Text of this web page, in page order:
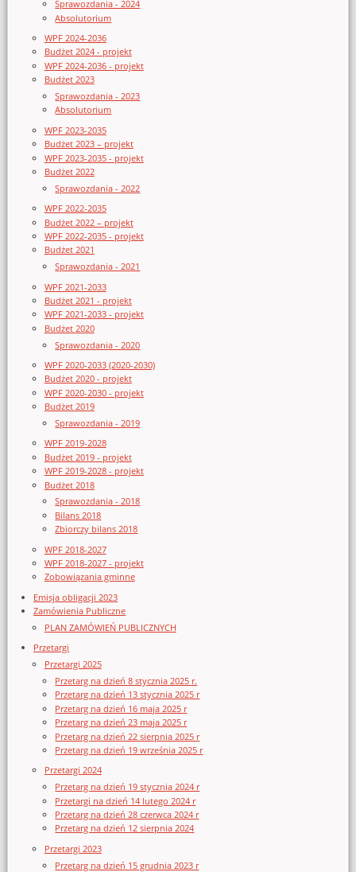
Sprawozdania - 2024
Absolutorium
WPF 2024-2036
Budżet 2024 - projekt
WPF 2024-2036 - projekt
Budżet 2023
Sprawozdania - 2023
Absolutorium
WPF 2023-2035
Budżet 2023 – projekt
WPF 2023-2035 - projekt
Budżet 2022
Sprawozdania - 2022
WPF 2022-2035
Budżet 2022 – projekt
WPF 2022-2035 - projekt
Budżet 2021
Sprawozdania - 2021
WPF 2021-2033
Budżet 2021 - projekt
WPF 2021-2033 - projekt
Budżet 2020
Sprawozdania - 2020
WPF 2020-2033 (2020-2030)
Budżet 2020 - projekt
WPF 2020-2030 - projekt
Budżet 2019
Sprawozdania - 2019
WPF 2019-2028
Budżet 2019 - projekt
WPF 2019-2028 - projekt
Budżet 2018
Sprawozdania - 2018
Bilans 2018
Zbiorczy bilans 2018
WPF 2018-2027
WPF 2018-2027 - projekt
Zobowiązania gminne
Emisja obligacji 2023
Zamówienia Publiczne
PLAN ZAMÓWIEŃ PUBLICZNYCH
Przetargi
Przetargi 2025
Przetarg na dzień 8 stycznia 2025 r.
Przetarg na dzień 13 stycznia 2025 r
Przetarg na dzień 16 maja 2025 r
Przetarg na dzień 23 maja 2025 r
Przetarg na dzień 22 sierpnia 2025 r
Przetarg na dzień 19 września 2025 r
Przetargi 2024
Przetarg na dzień 19 stycznia 2024 r
Przetargi na dzień 14 lutego 2024 r
Przetarg na dzień 28 czerwca 2024 r
Przetarg na dzień 12 sierpnia 2024
Przetargi 2023
Przetarg na dzień 15 grudnia 2023 r